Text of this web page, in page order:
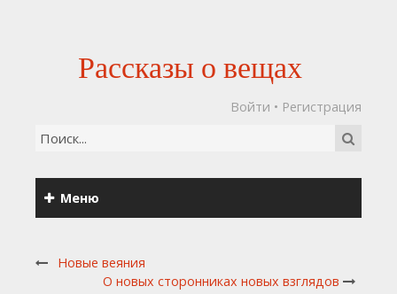
Рассказы о вещах
Войти • Регистрация
Меню
Новые веяния
О новых сторонниках новых взглядов